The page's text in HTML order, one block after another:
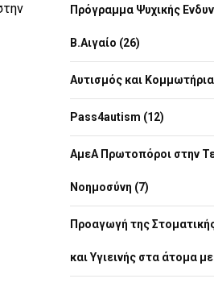
Πρόγραμμα Ψυχικής
Β.Αιγαίο (26)
Αυτισμός και
Pass4autism (12)
ΑμεΑ Πρωτοπόροι στην
Νοημοσύνη (7)
Προαγωγή της
και Υγιεινής στα άτομα